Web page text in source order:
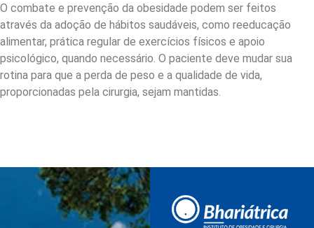
O combate e prevenção da obesidade podem ser feitos
através da adoção de hábitos saudáveis, como reeducação
alimentar, prática regular de exercícios físicos e apoio
psicológico, quando necessário. O paciente deve mudar sua
rotina para que a perda de peso e a qualidade de vida,
proporcionadas pela cirurgia, sejam mantidas.